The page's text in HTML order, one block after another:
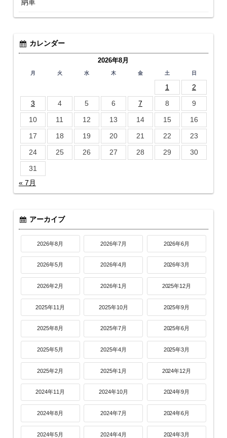
納車
カレンダー
2026年8月
月 火 水 木 金 土 日
1
2
3
4 5 6 7 8
9
10
11 12 13 14 15
16
17
18 19 20 21 22
23
24
25 26 27 28 29
30
31
« 7月
アーカイブ
2026年8月 2026年7月 2026年6月
2026年5月 2026年4月 2026年3月
2026年2月 2026年1月 2025年12月
2025年11月 2025年10月 2025年9月
2025年8月 2025年7月 2025年6月
2025年5月 2025年4月 2025年3月
2025年2月 2025年1月 2024年12月
2024年11月 2024年10月 2024年9月
2024年8月 2024年7月 2024年6月
2024年5月 2024年4月 2024年3月